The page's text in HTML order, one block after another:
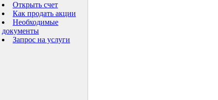
Открыть счет
Как продать акции
Необходимые
документы
Запрос на услуги